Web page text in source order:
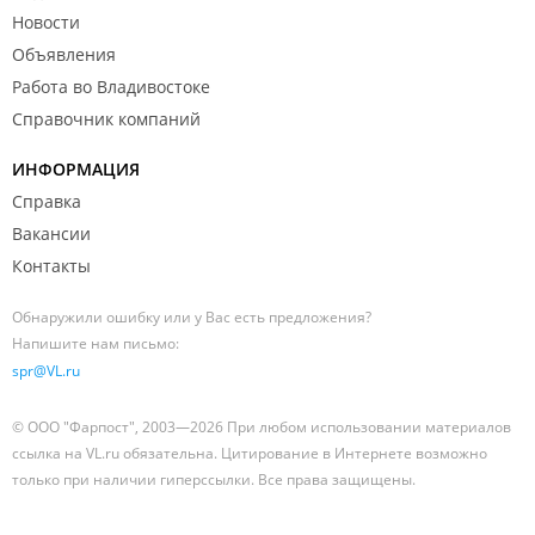
советской химчистке: "Пятна же остплись..." -
соаоеменное и погрессивное гомударство, значит
надо избаляться от такого "совка", простите за
просторечие. Ставлю одну звезду, только за то, что
выдохе возмущения и было не лень.)
Новости
Объявления
Работа во Владивостоке
Справочник компаний
ИНФОРМАЦИЯ
Справка
Вакансии
Контакты
Обнаружили ошибку или у Вас есть предложения?
Напишите нам письмо:
spr@VL.ru
© ООО "Фарпост", 2003—2026 При любом использовании материалов
ссылка на VL.ru обязательна. Цитирование в Интернете возможно
только при наличии гиперссылки. Все права защищены.